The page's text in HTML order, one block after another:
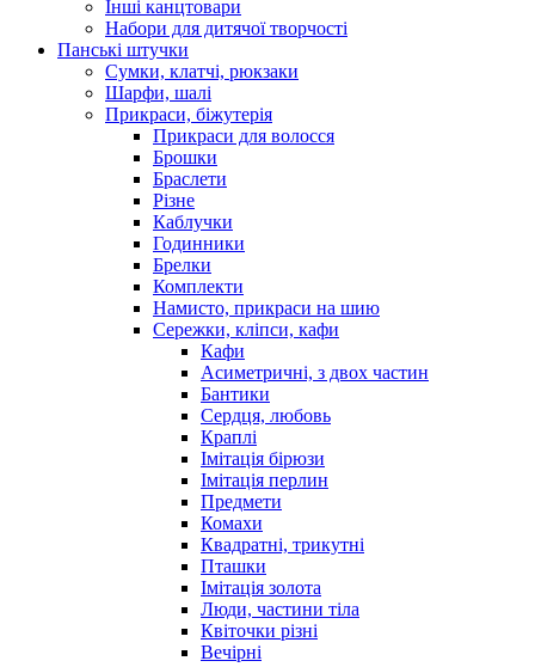
Інші канцтовари
Набори для дитячої творчості
Панські штучки
Сумки, клатчі, рюкзаки
Шарфи, шалі
Прикраси, біжутерія
Прикраси для волосся
Брошки
Браслети
Різне
Каблучки
Годинники
Брелки
Комплекти
Намисто, прикраси на шию
Сережки, кліпси, кафи
Кафи
Асиметричні, з двох частин
Бантики
Сердця, любовь
Краплі
Імітація бірюзи
Імітація перлин
Предмети
Комахи
Квадратні, трикутні
Пташки
Імітація золота
Люди, частини тіла
Квіточки різні
Вечірні